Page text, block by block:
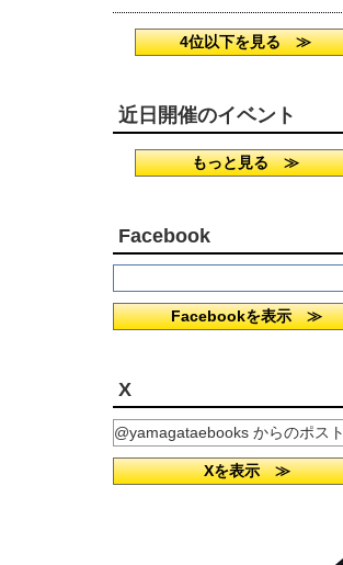
4位以下を見る ≫
近日開催のイベント
もっと見る ≫
Facebook
Facebookを表示 ≫
X
@yamagataebooks からのポスト
Xを表示 ≫